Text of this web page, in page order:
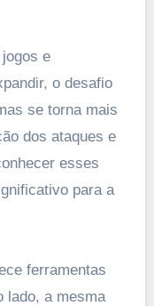
e
o desafio
se torna mais
dos ataques e
esses
para a
ferramentas
lado, a mesma